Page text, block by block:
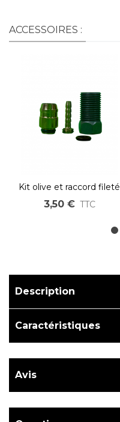
ACCESSOIRES :
Kit olive et raccord fileté
pour frein hydraulique Star
union PYD220
3,50 € TTC
Description
Caractéristiques
Avis